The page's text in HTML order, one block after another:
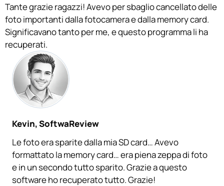
Tante grazie ragazzi! Avevo per sbaglio cancellato delle
foto importanti dalla fotocamera e dalla memory card.
Significavano tanto per me, e questo programma li ha
recuperati.
Kevin, SoftwaReview
Le foto era sparite dalla mia SD card… Avevo
formattato la memory card… era piena zeppa di foto
e in un secondo tutto sparito. Grazie a questo
software ho recuperato tutto. Grazie!